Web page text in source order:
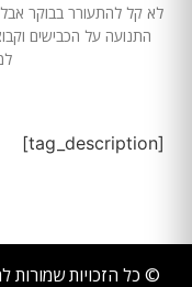
לא קל להתעורר בבוקר
התנועה על הכבישים
[tag_description]
© כל הזכויות שמורות